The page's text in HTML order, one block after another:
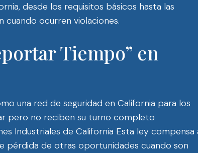
desde los requisitos básicos hasta las
ocurren violaciones.
Tiempo” en
una red de seguridad en California para los
pero no reciben su turno completo
Industriales de California Esta ley compensa
pérdida de otras oportunidades cuando son